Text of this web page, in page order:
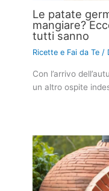
Le patate
mangiare?
tutti sanno
Ricette e Fai da Te /
Con l’arrivo
un altro ospite